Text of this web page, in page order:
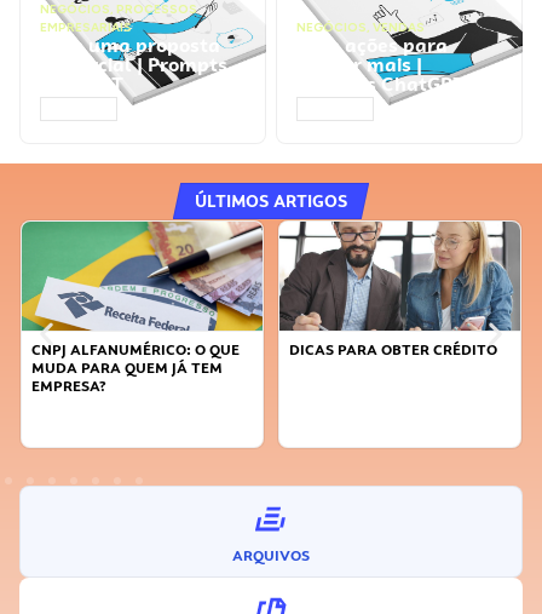
NEGÓCIOS, PROCESSOS
EMPRESARIAIS
Faça uma proposta
comercial | Prompts
ChatGPT
NEGÓCIOS, VENDAS
Faça ações para
vender mais |
Prompts ChatGPT
ÚLTIMOS ARTIGOS
CNPJ ALFANUMÉRICO: O QUE
MUDA PARA QUEM JÁ TEM
EMPRESA?
DICAS PARA OBTER CRÉDITO
ARQUIVOS